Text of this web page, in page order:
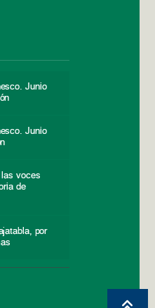
Junio
Junio
las voces
de
por